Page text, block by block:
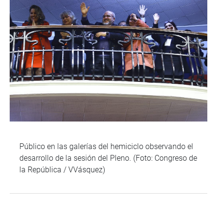
Público en las galerías del hemiciclo observando el
desarrollo de la sesión del Pleno. (Foto: Congreso de
la República / VVásquez)